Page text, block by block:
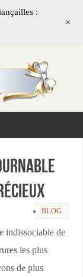
BLOG
indissociable de
les plus
de plus
:
+